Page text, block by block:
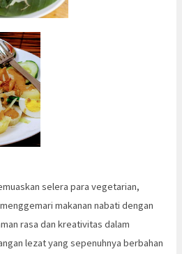
selera para vegetarian,
makanan nabati dengan
rasa dan kreativitas dalam
lezat yang sepenuhnya berbahan